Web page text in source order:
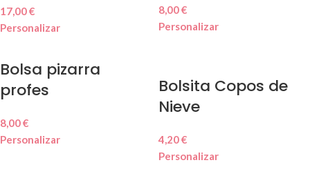
17,00€
Personalizar
8,00€
Personalizar
Bolsa pizarra
profes
8,00€
Personalizar
Bolsita Copos de
Nieve
4,20€
Personalizar